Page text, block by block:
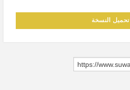
تحميل النسخة